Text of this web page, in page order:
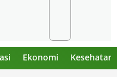
Ekonomi Kesehatan